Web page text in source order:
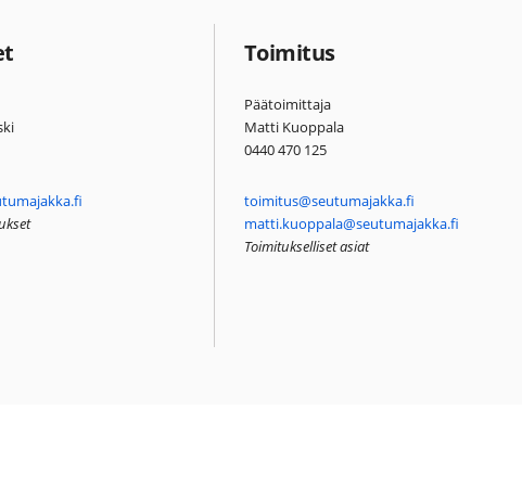
Toimitus
Päätoimittaja
Matti Kuoppala
0440 470 125
toimitus@seutumajakka.fi
matti.kuoppala@seutumajakka.fi
Toimitukselliset asiat